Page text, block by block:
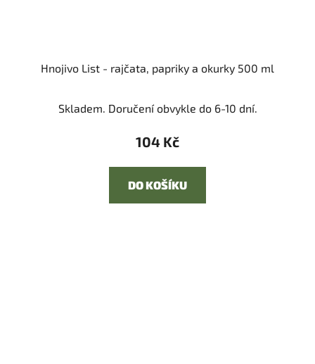
Hnojivo List - rajčata, papriky a okurky 500 ml
Skladem. Doručení obvykle do 6-10 dní.
104 Kč
DO KOŠÍKU